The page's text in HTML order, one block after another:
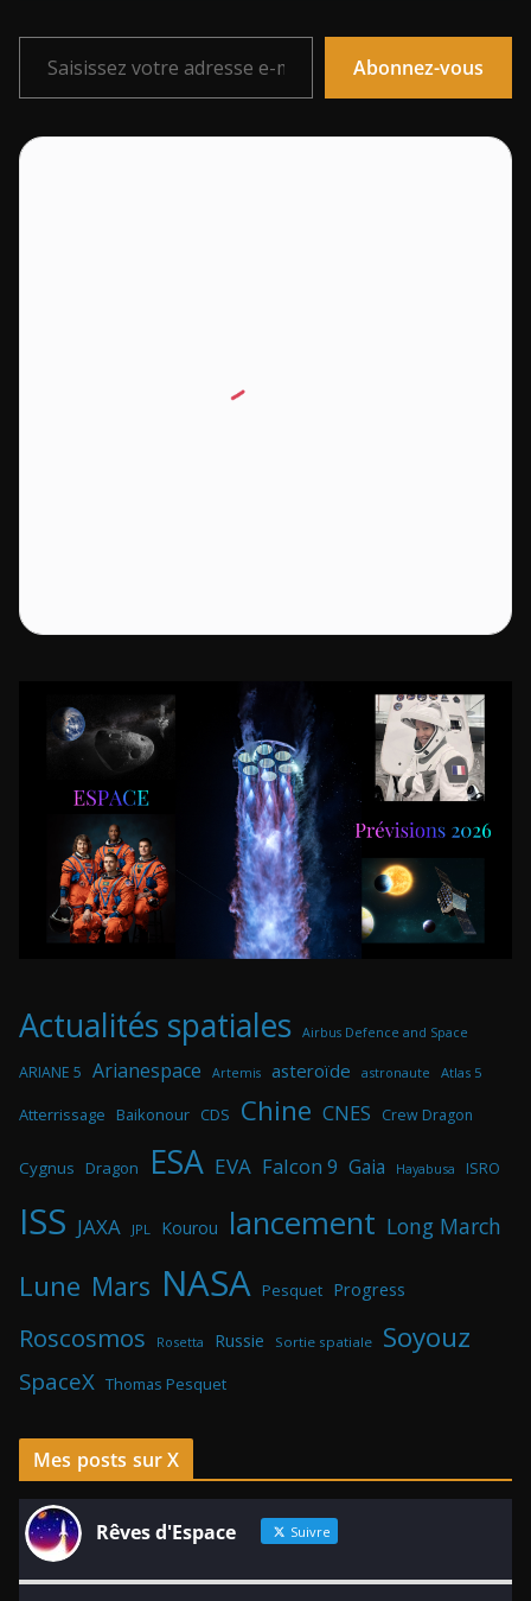
Saisissez votre adresse e-mail…
Abonnez-vous
Actualités spatiales Airbus Defence and Space
ARIANE 5 Arianespace Artemis asteroïde astronaute Atlas 5
Atterrissage Baikonour CDS Chine CNES Crew Dragon
Cygnus Dragon ESA EVA Falcon 9 Gaia Hayabusa ISRO
ISS JAXA JPL Kourou lancement Long March
Lune Mars NASA Pesquet Progress
Roscosmos Rosetta Russie Sortie spatiale Soyouz
SpaceX Thomas Pesquet
Mes posts sur X
Rêves d'Espace Suivre